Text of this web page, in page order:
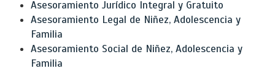
Asesoramiento Jurídico Integral y Gratuito
Asesoramiento Legal de Niñez, Adolescencia y
Familia
Asesoramiento Social de Niñez, Adolescencia y
Familia